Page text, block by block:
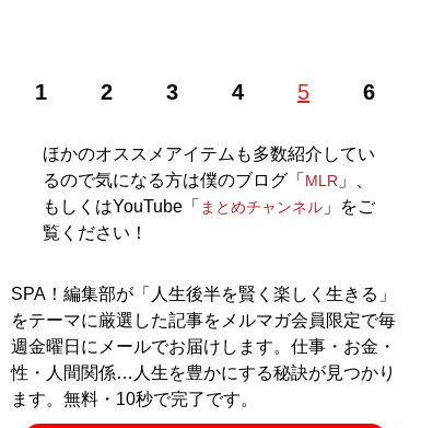
1 2 3 4 5 6
ップ、古着、ウェブメディアなどアパレルに関する多彩
でオシャレ初心者にもわかりやすいファッション情報を
配信中！
記事一覧へ
ほかのオススメアイテムも多数紹介してい
るので気になる方は僕のブログ「 MLR 」、
もしくはYouTube「 まとめチャンネル」をご
覧ください！
SPA！編集部が「人生後半を賢く楽しく生きる」
をテーマに厳選した記事をメルマガ会員限定で毎
週金曜日にメールでお届けします。仕事・お金・
性・人間関係…人生を豊かにする秘訣が見つかり
ます。無料・10秒で完了です。